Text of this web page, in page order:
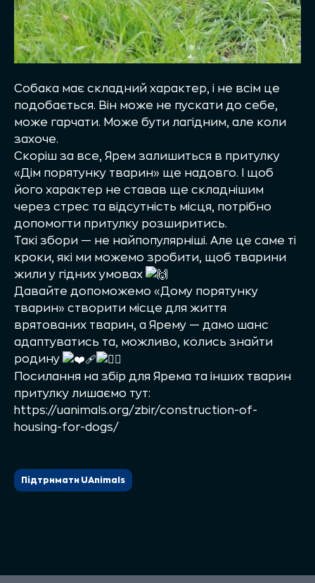
Собака має складний характер, і не всім це
подобається. Він може не пускати до себе,
може гарчати. Може бути лагідним, але коли
захоче.
Скоріш за все, Ярем залишиться в притулку
«Дім порятунку тварин» ще надовго. І щоб
його характер не ставав ще складнішим
через стрес та відсутність місця, потрібно
допомогти притулку розширитись.
Такі збори — не найпопулярніші. Але це саме ті
кроки, які ми можемо зробити, щоб тварини
жили у гідних умовах
Давайте допоможемо «Дому порятунку
тварин» створити місце для життя
врятованих тварин, а Ярему — дамо шанс
адаптуватись та, можливо, колись знайти
родину
Посилання на збір для Ярема та інших тварин
притулку лишаємо тут:
https://uanimals.org/zbir/construction-of-
housing-for-dogs/
Підтримати UAnimals